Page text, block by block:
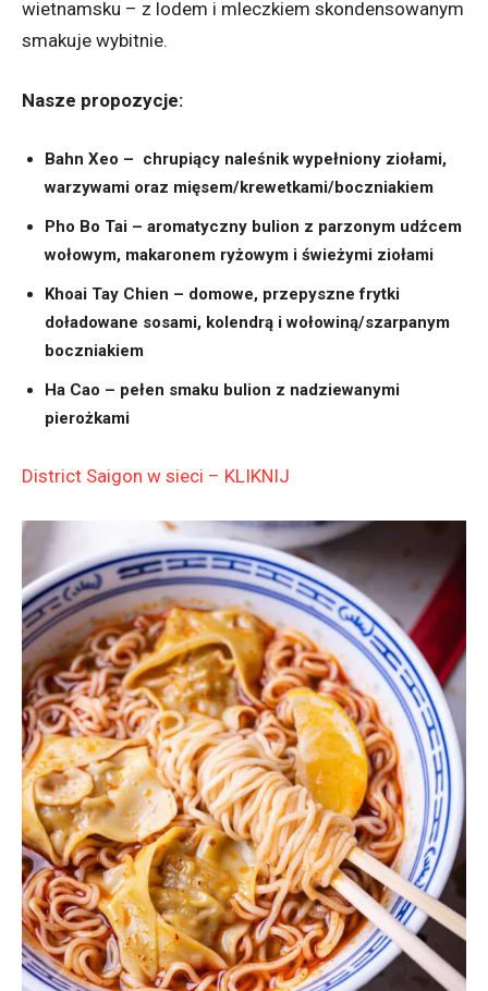
wietnamsku – z lodem i mleczkiem skondensowanym
smakuje wybitnie.
Nasze propozycje:
Bahn Xeo – chrupiący naleśnik wypełniony ziołami,
warzywami oraz mięsem/krewetkami/boczniakiem
Pho Bo Tai – aromatyczny bulion z parzonym udźcem
wołowym, makaronem ryżowym i świeżymi ziołami
Khoai Tay Chien – domowe, przepyszne frytki
doładowane sosami, kolendrą i wołowiną/szarpanym
boczniakiem
Ha Cao – pełen smaku bulion z nadziewanymi
pierożkami
District Saigon w sieci – KLIKNIJ